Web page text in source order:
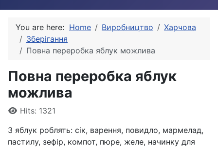
You are here: Home Виробництво
Харчова
Зберігання
Повна переробка яблук можлива
Повна переробка яблук
можлива
DetailsHits: 1321
З яблук роблять: сік, варення, повидло, мармелад,
пастилу, зефір, компот, пюре, желе, начинку для